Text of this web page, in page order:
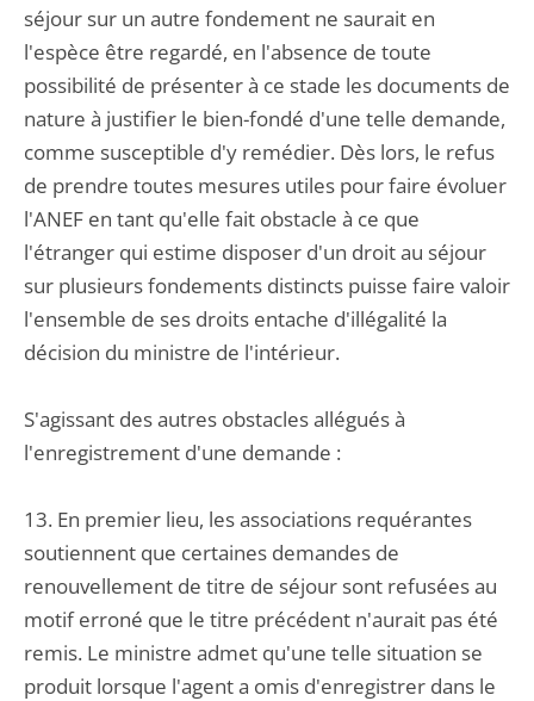
séjour sur un autre fondement ne saurait en
l'espèce être regardé, en l'absence de toute
possibilité de présenter à ce stade les documents de
nature à justifier le bien-fondé d'une telle demande,
comme susceptible d'y remédier. Dès lors, le refus
de prendre toutes mesures utiles pour faire évoluer
l'ANEF en tant qu'elle fait obstacle à ce que
l'étranger qui estime disposer d'un droit au séjour
sur plusieurs fondements distincts puisse faire valoir
l'ensemble de ses droits entache d'illégalité la
décision du ministre de l'intérieur.
S'agissant des autres obstacles allégués à
l'enregistrement d'une demande :
13. En premier lieu, les associations requérantes
soutiennent que certaines demandes de
renouvellement de titre de séjour sont refusées au
motif erroné que le titre précédent n'aurait pas été
remis. Le ministre admet qu'une telle situation se
produit lorsque l'agent a omis d'enregistrer dans le